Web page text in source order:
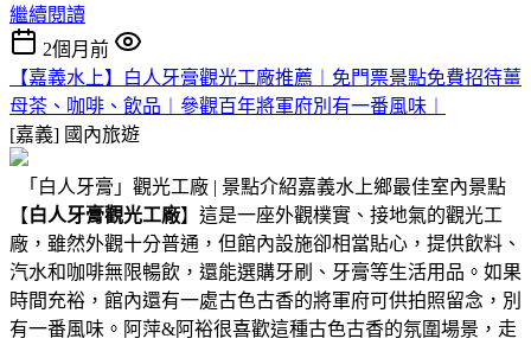
繼續閱讀
2個月前
【嘉義水上】白人牙膏觀光工廠推薦︱免門票景點免費招待薑
母茶、咖啡、飲品︱參觀百年將軍府別有一番風味︱
[嘉義] 國內旅遊
「白人牙膏」觀光工廠 | 景點介紹嘉義水上鄉最佳室內景點
【白人牙膏觀光工廠】這是一座外觀樸實、接地氣的觀光工
廠，雖然外觀十分普通，但館內設施卻相當貼心，提供飲料、
汽水和咖啡無限暢飲，還能選購牙刷、牙膏等生活用品。如果
時間充裕，館內還有一處古色古香的將軍府可供拍照留念，別
有一番風味。阿萍&阿裕很喜歡這種古色古香的氛圍場景，走